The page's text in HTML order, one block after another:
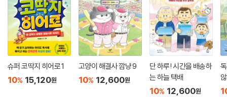
슈퍼 코딱지 히어로 1
10% 15,120원
고양이 해결사 깜냥 9
10% 12,600원
단 하루! 시간을 배송하
는 하늘 택배
10% 12,600원